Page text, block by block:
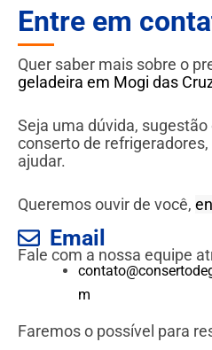
Entre em
Quer saber mais sobre o
geladeira em Mogi das
Seja uma dúvida,
conserto de
ajudar.
Queremos ouvir de você,
Email
Fale com a nossa equipe
m
Faremos o possível para